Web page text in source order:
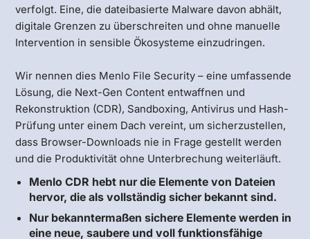
verfolgt. Eine, die dateibasierte Malware davon abhält,
digitale Grenzen zu überschreiten und ohne manuelle
Intervention in sensible Ökosysteme einzudringen.
Wir nennen dies Menlo File Security – eine umfassende
Lösung, die Next-Gen Content entwaffnen und
Rekonstruktion (CDR), Sandboxing, Antivirus und Hash-
Prüfung unter einem Dach vereint, um sicherzustellen,
dass Browser-Downloads nie in Frage gestellt werden
und die Produktivität ohne Unterbrechung weiterläuft.
Menlo CDR hebt nur die Elemente von Dateien
hervor, die als vollständig sicher bekannt sind.
Nur bekanntermaßen sichere Elemente werden in
eine neue, saubere und voll funktionsfähige